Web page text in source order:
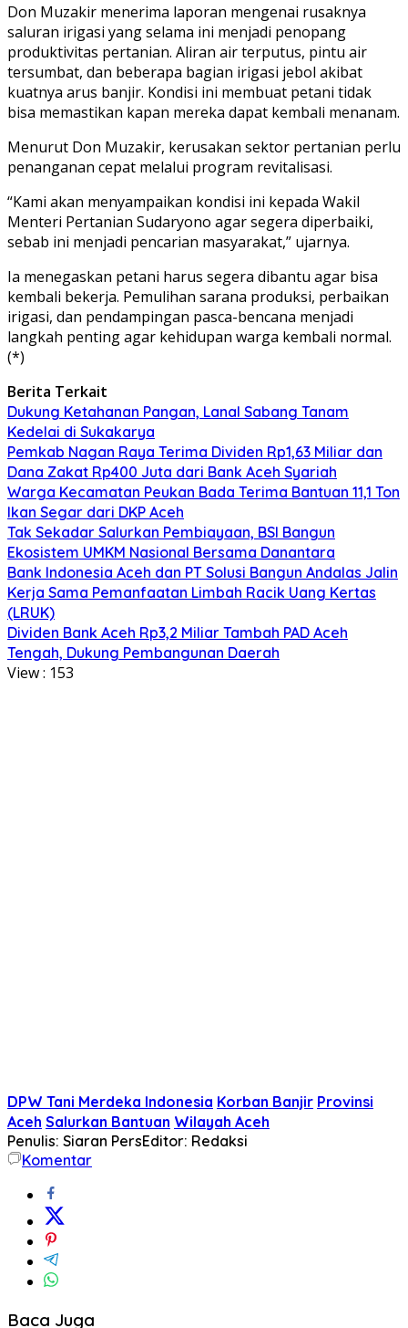
Don Muzakir menerima laporan mengenai rusaknya
saluran irigasi yang selama ini menjadi penopang
produktivitas pertanian. Aliran air terputus, pintu air
tersumbat, dan beberapa bagian irigasi jebol akibat
kuatnya arus banjir. Kondisi ini membuat petani tidak
bisa memastikan kapan mereka dapat kembali menanam.
Menurut Don Muzakir, kerusakan sektor pertanian perlu
penanganan cepat melalui program revitalisasi.
“Kami akan menyampaikan kondisi ini kepada Wakil
Menteri Pertanian Sudaryono agar segera diperbaiki,
sebab ini menjadi pencarian masyarakat,” ujarnya.
Ia menegaskan petani harus segera dibantu agar bisa
kembali bekerja. Pemulihan sarana produksi, perbaikan
irigasi, dan pendampingan pasca-bencana menjadi
langkah penting agar kehidupan warga kembali normal.
(*)
Berita Terkait
Dukung Ketahanan Pangan, Lanal Sabang Tanam
Kedelai di Sukakarya
Pemkab Nagan Raya Terima Dividen Rp1,63 Miliar dan
Dana Zakat Rp400 Juta dari Bank Aceh Syariah
Warga Kecamatan Peukan Bada Terima Bantuan 11,1 Ton
Ikan Segar dari DKP Aceh
Tak Sekadar Salurkan Pembiayaan, BSI Bangun
Ekosistem UMKM Nasional Bersama Danantara
Bank Indonesia Aceh dan PT Solusi Bangun Andalas Jalin
Kerja Sama Pemanfaatan Limbah Racik Uang Kertas
(LRUK)
Dividen Bank Aceh Rp3,2 Miliar Tambah PAD Aceh
Tengah, Dukung Pembangunan Daerah
View : 153
DPW Tani Merdeka Indonesia Korban Banjir Provinsi
Aceh Salurkan Bantuan Wilayah Aceh
Penulis: Siaran PersEditor: Redaksi
Komentar
Baca Juga